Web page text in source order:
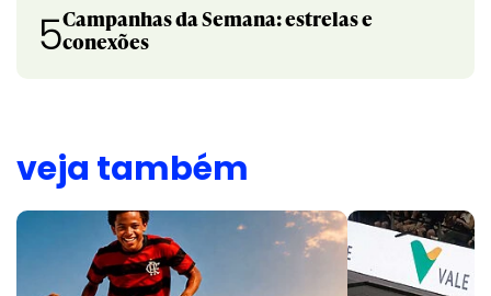
5Campanhas da Semana: estrelas e
conexões
veja também